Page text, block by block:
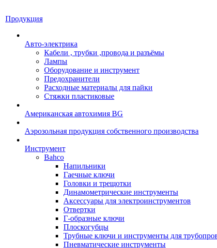
Продукция
Авто-электрика
Кабели , трубки ,провода и разъёмы
Лампы
Оборудование и инструмент
Предохранители
Расходные материалы для пайки
Стяжки пластиковые
Американская автохимия BG
Аэрозольная продукция собственного производства
Инструмент
Bahco
Напильники
Гаечные ключи
Головки и трещотки
Динамометрические инструменты
Аксессуары для электроинструментов
Отвертки
Г-образные ключи
Плоскогубцы
Трубные ключи и инструменты для
Пневматические инструменты